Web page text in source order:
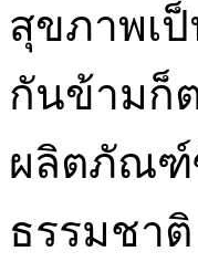
สุขภาพเ
กันข้ามก็
ผลิตภัณฑ์
ธรรมชา